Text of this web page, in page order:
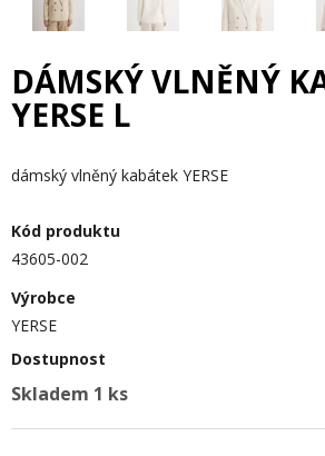
DÁMSKÝ VLNĚNÝ
YERSE L
dámský vlněný kabátek YERSE
Kód produktu
43605-002
Výrobce
YERSE
Dostupnost
Skladem 1 ks